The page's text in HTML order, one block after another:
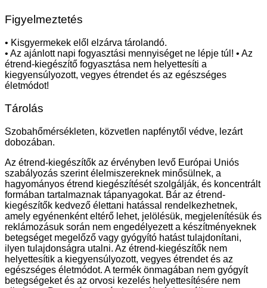
Figyelmeztetés
• Kisgyermekek elől elzárva tárolandó.
• Az ajánlott napi fogyasztási mennyiséget ne lépje túl! • Az
étrend-kiegészítő fogyasztása nem helyettesíti a
kiegyensúlyozott, vegyes étrendet és az egészséges
életmódot!
Tárolás
Szobahőmérsékleten, közvetlen napfénytől védve, lezárt
dobozában.
Az étrend-kiegészítők az érvényben levő Európai Uniós
szabályozás szerint élelmiszereknek minősülnek, a
hagyományos étrend kiegészítését szolgálják, és koncentrált
formában tartalmaznak tápanyagokat. Bár az étrend-
kiegészítők kedvező élettani hatással rendelkezhetnek,
amely egyénenként eltérő lehet, jelölésük, megjelenítésük és
reklámozásuk során nem engedélyezett a készítményeknek
betegséget megelőző vagy gyógyító hatást tulajdonítani,
ilyen tulajdonságra utalni. Az étrend-kiegészítők nem
helyettesítik a kiegyensúlyozott, vegyes étrendet és az
egészséges életmódot. A termék önmagában nem gyógyít
betegségeket és az orvosi kezelés helyettesítésére nem